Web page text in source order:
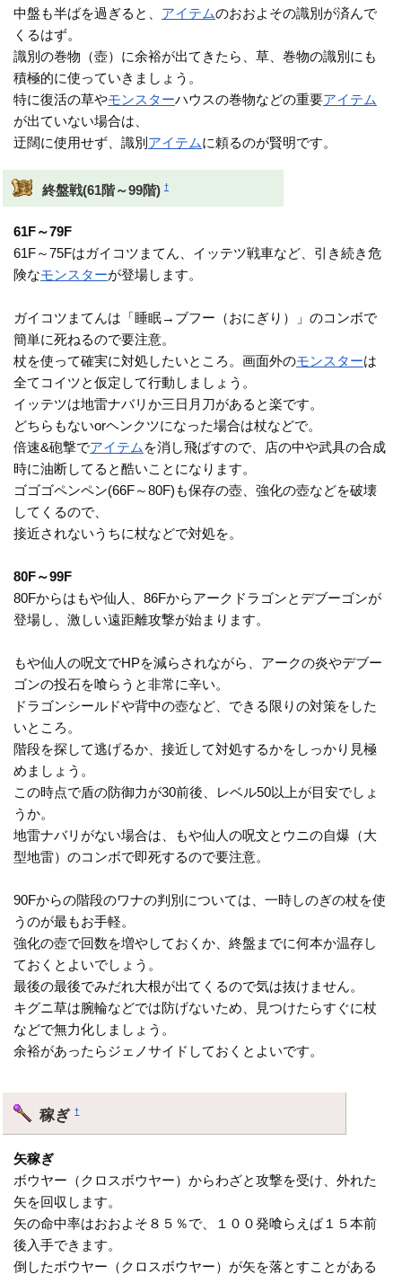
中盤も半ばを過ぎると、 アイテムのおおよその識別が済んで
くるはず。
識別の巻物（壺）に余裕が出てきたら、草、巻物の識別にも
積極的に使っていきましょう。
特に復活の草やモンスターハウスの巻物などの重要アイテム
が出ていない場合は、
迂闊に使用せず、識別 アイテムに頼るのが賢明です。
終盤戦(61階～99階) †
61F～79F
61F～75Fはガイコツまてん、イッテツ戦車など、引き続き危
険なモンスターが登場します。
ガイコツまてんは「睡眠→ブフー（おにぎり）」のコンボで
簡単に死ねるので要注意。
杖を使って確実に対処したいところ。画面外のモンスターは
全てコイツと仮定して行動しましょう。
イッテツは地雷ナバリか三日月刀があると楽です。
どちらもないorヘンクツになった場合は杖などで。
倍速&砲撃でアイテム を消し飛ばすので、店の中や武具の合成
時に油断してると酷いことになります。
ゴゴゴペンペン(66F～80F)も保存の壺、強化の壺などを破壊
してくるので、
接近されないうちに杖などで対処を。
80F～99F
80Fからはもや仙人、86Fからアークドラゴンとデブーゴンが
登場し、激しい遠距離攻撃が始まります。
もや仙人の呪文でHPを減らされながら、アークの炎やデブー
ゴンの投石を喰らうと非常に辛い。
ドラゴンシールドや背中の壺など、できる限りの対策をした
いところ。
階段を探して逃げるか、接近して対処するかをしっかり見極
めましょう。
この時点で盾の防御力が30前後、レベル50以上が目安でしょ
うか。
地雷ナバリがない場合は、もや仙人の呪文とウニの自爆（大
型地雷）のコンボで即死するので要注意。
90Fからの階段のワナの判別については、一時しのぎの杖を使
うのが最もお手軽。
強化の壺で回数を増やしておくか、終盤までに何本か温存し
ておくとよいでしょう。
最後の最後でみだれ大根が出てくるので気は抜けません。
キグニ草は腕輪などでは防げないため、見つけたらすぐに杖
などで無力化しましょう。
余裕があったらジェノサイドしておくとよいです。
稼ぎ†
矢稼ぎ
ボウヤー（クロスボウヤー）からわざと攻撃を受け、外れた
矢を回収します。
矢の命中率はおおよそ８５％で、１００発喰らえば１５本前
後入手できます。
倒したボウヤー（クロスボウヤー）が矢を落とすことがある